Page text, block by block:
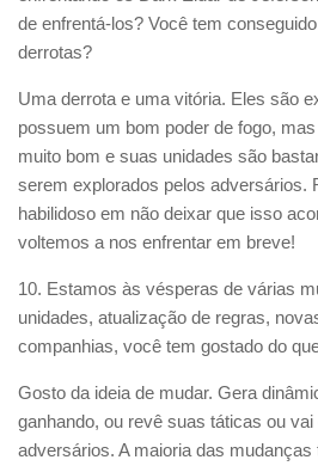
de enfrentá-los? Você tem
derrotas?
Uma derrota e uma vitória. Eles são
possuem um bom poder de fogo,
muito bom e suas unidades são
serem explorados pelos adversários.
habilidoso em não deixar que isso
voltemos a nos enfrentar em breve!
10. Estamos às vésperas de várias
unidades, atualização de regras,
companhias, você tem gostado do
Gosto da ideia de mudar. Gera
ganhando, ou revê suas táticas ou vai
adversários. A maioria das